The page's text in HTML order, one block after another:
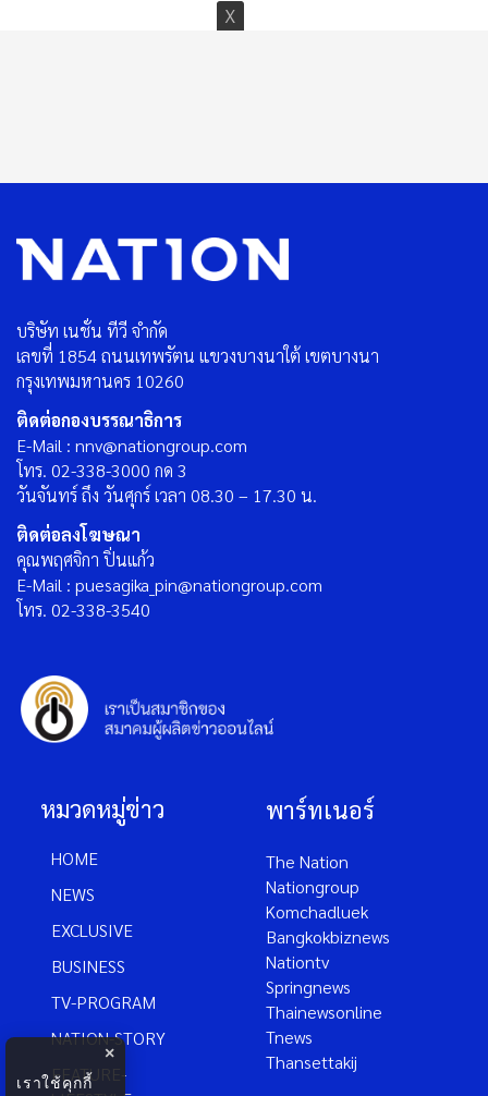
บริษัท เนชั่น ทีวี จำกัด
เลขที่ 1854 ถนนเทพรัตน แขวงบางนาใต้ เขตบางนา
กรุงเทพมหานคร 10260
ติดต่อกองบรรณาธิการ
E-Mail : nnv@nationgroup.com
โทร. 02-338-3000 กด 3
วันจันทร์ ถึง วันศุกร์ เวลา 08.30 – 17.30 น.
ติดต่อลงโฆษณา
คุณพฤศจิกา ปิ่นแก้ว
E-Mail : puesagika_pin@nationgroup.com
โทร. 02-338-3540
หมวดหมู่ข่าว
HOME
NEWS
EXCLUSIVE
BUSINESS
TV-PROGRAM
NATION-STORY
FEATURE-
พาร์ทเนอร์
The Nation
Nationgroup
Komchadluek
Bangkokbiznews
Nationtv
Springnews
Thainewsonline
Tnews
Thansettakij
×
เราใช้คุกกี้